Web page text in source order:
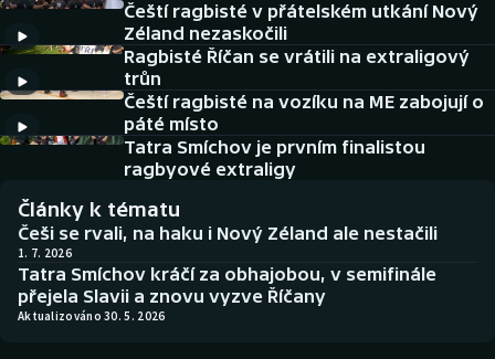
DALŠÍ SPORTY
Americký fotbal
Baseball a softbal
Biatlon
Boby a skeleton
NEPŘEHLÉDNĚTE
Historické návraty
Aplikace ČT sport
AZ kvíz
Čeští ragbisté v přátelském utkání Nový
Zéland nezaskočili
Ragbisté Říčan se vrátili na extraligový
trůn
Čeští ragbisté na vozíku na ME zabojují o
páté místo
Tatra Smíchov je prvním finalistou
ragbyové extraligy
Články k tématu
Češi se rvali, na haku i Nový Zéland ale nestačili
1. 7. 2026
Tatra Smíchov kráčí za obhajobou, v semifinále
přejela Slavii a znovu vyzve Říčany
Aktualizováno 30. 5. 2026